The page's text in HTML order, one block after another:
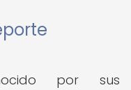
por sus